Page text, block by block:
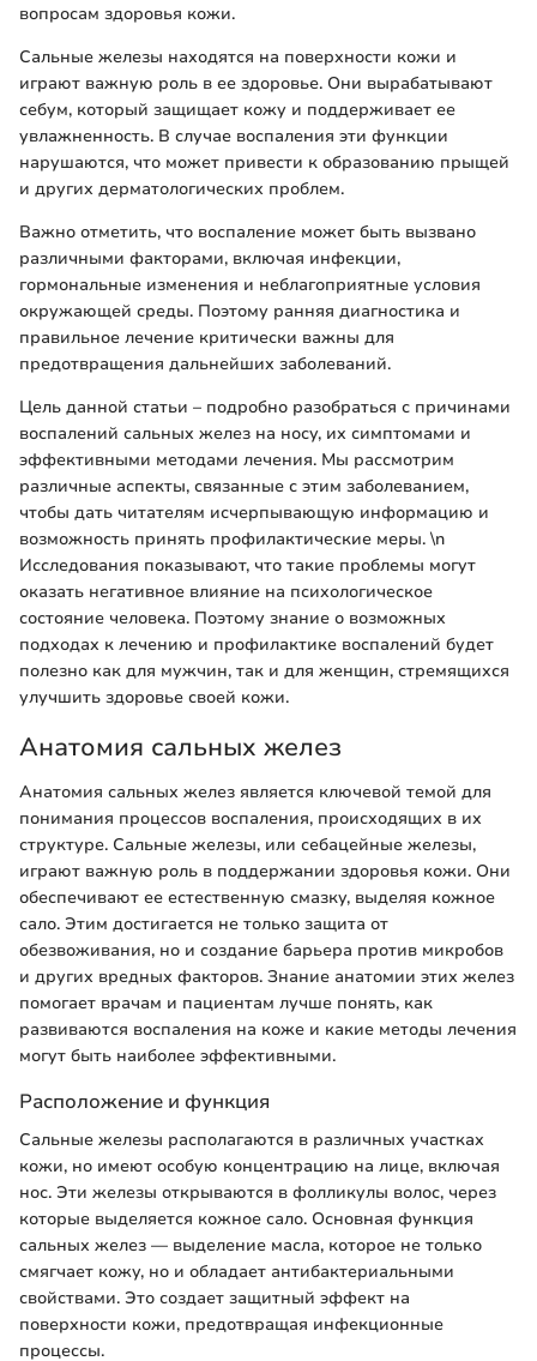
вопросам здоровья кожи.
Сальные железы находятся на поверхности кожи и
играют важную роль в ее здоровье. Они вырабатывают
себум, который защищает кожу и поддерживает ее
увлажненность. В случае воспаления эти функции
нарушаются, что может привести к образованию прыщей
и других дерматологических проблем.
Важно отметить, что воспаление может быть вызвано
различными факторами, включая инфекции,
гормональные изменения и неблагоприятные условия
окружающей среды. Поэтому ранняя диагностика и
правильное лечение критически важны для
предотвращения дальнейших заболеваний.
Цель данной статьи – подробно разобраться с причинами
воспалений сальных желез на носу, их симптомами и
эффективными методами лечения. Мы рассмотрим
различные аспекты, связанные с этим заболеванием,
чтобы дать читателям исчерпывающую информацию и
возможность принять профилактические меры. \n
Исследования показывают, что такие проблемы могут
оказать негативное влияние на психологическое
состояние человека. Поэтому знание о возможных
подходах к лечению и профилактике воспалений будет
полезно как для мужчин, так и для женщин, стремящихся
улучшить здоровье своей кожи.
Анатомия сальных желез
Анатомия сальных желез является ключевой темой для
понимания процессов воспаления, происходящих в их
структуре. Сальные железы, или себацейные железы,
играют важную роль в поддержании здоровья кожи. Они
обеспечивают ее естественную смазку, выделяя кожное
сало. Этим достигается не только защита от
обезвоживания, но и создание барьера против микробов
и других вредных факторов. Знание анатомии этих желез
помогает врачам и пациентам лучше понять, как
развиваются воспаления на коже и какие методы лечения
могут быть наиболее эффективными.
Расположение и функция
Сальные железы располагаются в различных участках
кожи, но имеют особую концентрацию на лице, включая
нос. Эти железы открываются в фолликулы волос, через
которые выделяется кожное сало. Основная функция
сальных желез — выделение масла, которое не только
смягчает кожу, но и обладает антибактериальными
свойствами. Это создает защитный эффект на
поверхности кожи, предотвращая инфекционные
процессы.